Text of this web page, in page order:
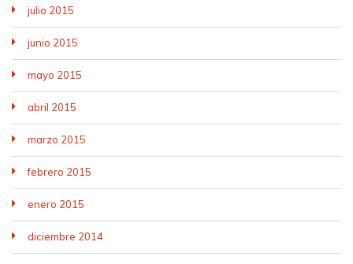
julio 2015
junio 2015
mayo 2015
abril 2015
marzo 2015
febrero 2015
enero 2015
diciembre 2014